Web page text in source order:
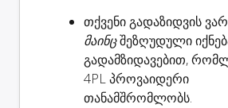
თქვენი გადაზიდვის
მაინცშეზღუდული
გადამზიდავებით,
4PL პროვაიდერი
თანამშრომლობს.